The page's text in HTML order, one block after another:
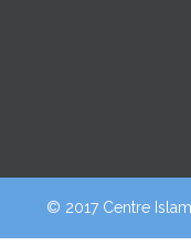
© 2017 Centre